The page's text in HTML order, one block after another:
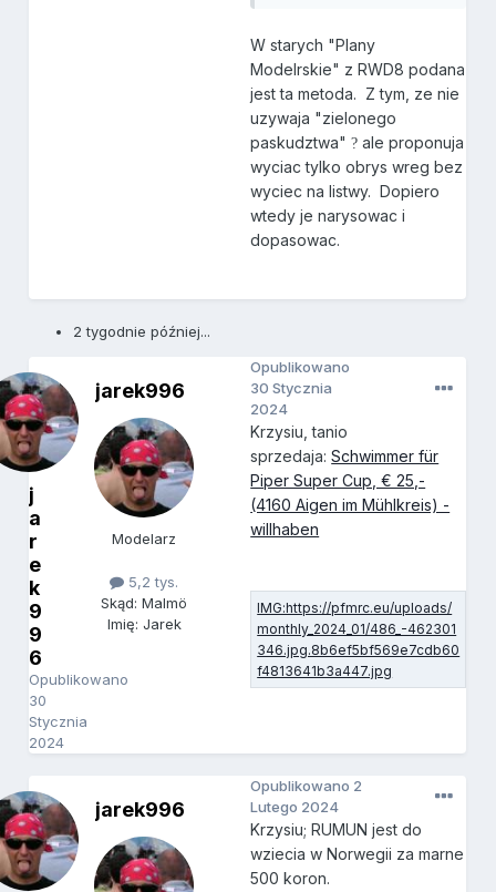
W starych "Plany
Modelrskie" z RWD8 podana
jest ta metoda. Z tym, ze nie
uzywaja "zielonego
paskudztwa"? ale proponuja
wyciac tylko obrys wreg bez
wyciec na listwy. Dopiero
wtedy je narysowac i
dopasowac.
2 tygodnie później...
j
a
r
e
k
9
9
6
Opublikowano
30
Stycznia
2024
jarek996
Modelarz
5,2 tys.
Skąd: Malmö
Imię: Jarek
Opublikowano
30 Stycznia
2024
Krzysiu, tanio
sprzedaja:Schwimmer für
Piper Super Cup, € 25,-
(4160 Aigen im Mühlkreis) -
willhaben
jarek996
Opublikowano 2
Lutego 2024
Krzysiu; RUMUN jest do
wziecia w Norwegii za marne
500 koron.